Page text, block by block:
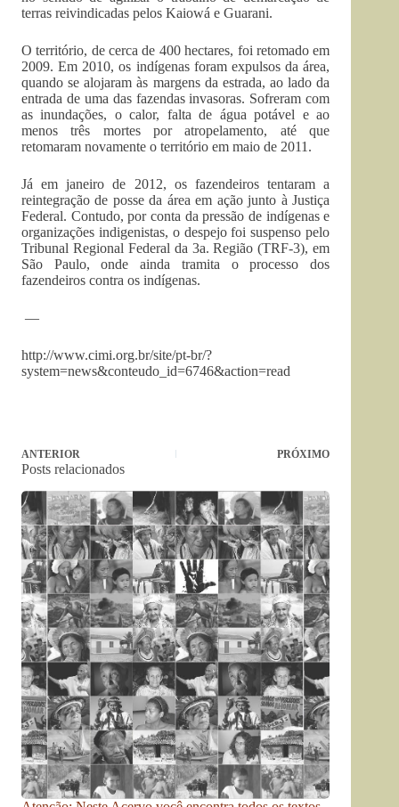
terras reivindicadas pelos Kaiowá e Guarani.
O território, de cerca de 400 hectares, foi retomado em
2009. Em 2010, os indígenas foram expulsos da área,
quando se alojaram às margens da estrada, ao lado da
entrada de uma das fazendas invasoras. Sofreram com
as inundações, o calor, falta de água potável e ao
menos três mortes por atropelamento, até que
retomaram novamente o território em maio de 2011.
Já em janeiro de 2012, os fazendeiros tentaram a
reintegração de posse da área em ação junto à Justiça
Federal. Contudo, por conta da pressão de indígenas e
organizações indigenistas, o despejo foi suspenso pelo
Tribunal Regional Federal da 3a. Região (TRF-3), em
São Paulo, onde ainda tramita o processo dos
fazendeiros contra os indígenas.
—
http://www.cimi.org.br/site/pt-br/?
system=news&conteudo_id=6746&action=read
ANTERIOR PRÓXIMO
Posts relacionados